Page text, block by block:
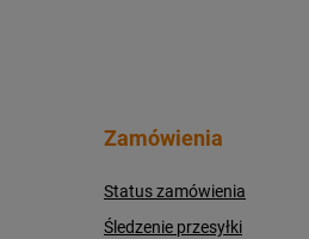
Zamówienia
Status zamówienia
Śledzenie przesyłki